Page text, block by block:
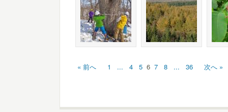
« 前へ 1 ... 4 5 6 7 8 ... 36 次へ »